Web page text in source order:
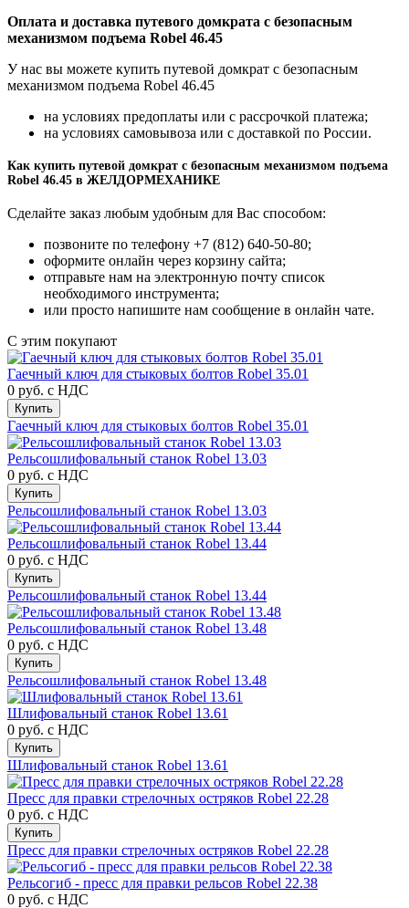
Оплата и доставка путевого домкрата с безопасным
механизмом подъема Robel 46.45
У нас вы можете купить путевой домкрат с безопасным
механизмом подъема Robel 46.45
на условиях предоплаты или с рассрочкой платежа;
на условиях самовывоза или с доставкой по России.
Как купить путевой домкрат с безопасным механизмом подъема
Robel 46.45 в ЖЕЛДОРМЕХАНИКЕ
Сделайте заказ любым удобным для Вас способом:
позвоните по телефону +7 (812) 640-50-80;
оформите онлайн через корзину сайта;
отправьте нам на электронную почту список
необходимого инструмента;
или просто напишите нам сообщение в онлайн чате.
С этим покупают
Гаечный ключ для стыковых болтов Robel 35.01
0 руб. с НДС
Купить
Гаечный ключ для стыковых болтов Robel 35.01
Рельсошлифовальный станок Robel 13.03
0 руб. с НДС
Купить
Рельсошлифовальный станок Robel 13.03
Рельсошлифовальный станок Robel 13.44
0 руб. с НДС
Купить
Рельсошлифовальный станок Robel 13.44
Рельсошлифовальный станок Robel 13.48
0 руб. с НДС
Купить
Рельсошлифовальный станок Robel 13.48
Шлифовальный станок Robel 13.61
0 руб. с НДС
Купить
Шлифовальный станок Robel 13.61
Пресс для правки стрелочных остряков Robel 22.28
0 руб. с НДС
Купить
Пресс для правки стрелочных остряков Robel 22.28
Рельсогиб - пресс для правки рельсов Robel 22.38
0 руб. с НДС